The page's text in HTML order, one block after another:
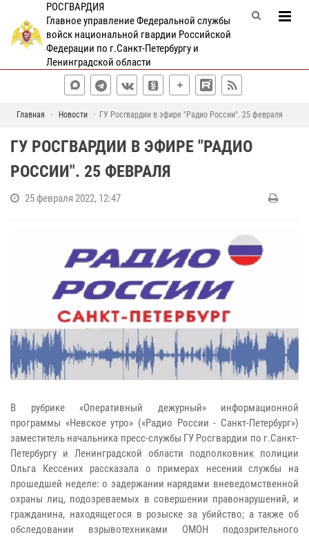
РОСГВАРДИЯ
Главное управление Федеральной службы
войск национальной гвардии Российской
Федерации по г.Санкт-Петербургу и
Ленинградской области
Главная Новости ГУ Росгвардии в эфире "Радио России". 25 февраля
ГУ РОСГВАРДИИ В ЭФИРЕ "РАДИО
РОССИИ". 25 ФЕВРАЛЯ
25 февраля 2022, 12:47
В рубрике «Оперативный дежурный» информационной
программы «Невское утро» («Радио России - Санкт-Петербург»)
заместитель начальника пресс-службы ГУ Росгвардии по г.Санкт-
Петербургу и Ленинградской области подполковник полиции
Ольга Кессених рассказала о примерах несения службы на
прошедшей неделе: о задержании нарядами вневедомственной
охраны лиц, подозреваемых в совершении правонарушений, и
гражданина, находящегося в розыске за убийство; а также об
обследовании взрывотехниками ОМОН подозрительного